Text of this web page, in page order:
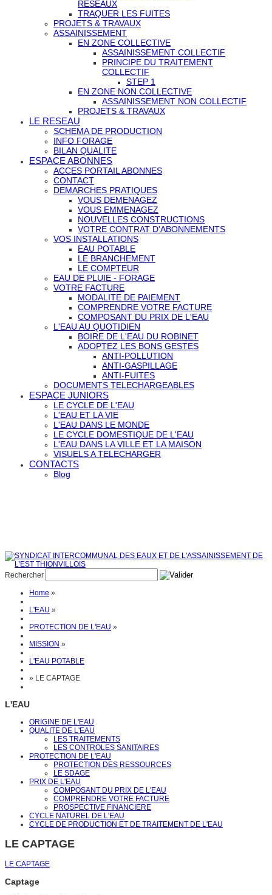
RESEAUX
TRAQUER LES FUITES
PROJETS & TRAVAUX
ASSAINISSEMENT
EN ZONE COLLECTIVE
ASSAINISSEMENT COLLECTIF
PRINCIPE DU TRAITEMENT
COLLECTIF
STEP 1
EN ZONE NON COLLECTIVE
ASSAINISSEMENT NON COLLECTIF
PROJETS & TRAVAUX
LE RESEAU
SCHEMA DE PRODUCTION
INFO FORAGE
BILAN QUALITE
ESPACE ABONNES
ACCES PORTAIL ABONNES
CONTACT
DEMARCHES PRATIQUES
VOUS DEMENAGEZ
VOUS EMMENAGEZ
NOUVELLES CONSTRUCTIONS
VOTRE CONTRAT D'ABONNEMENTS
VOS INSTALLATIONS
EAU POTABLE
LE BRANCHEMENT
LE COMPTEUR
EAU DE PLUIE - FORAGE
VOTRE FACTURE
MODALITE DE PAIEMENT
COMPRENDRE VOTRE FACTURE
COMPOSANT DU PRIX DE L'EAU
L'EAU AU QUOTIDIEN
BOIRE DE L'EAU DU ROBINET
ADOPTEZ LES BONS GESTES
ANTI-POLLUTION
ANTI-GASPILLAGE
ANTI-FUITES
DOCUMENTS TELECHARGEABLES
ESPACE JUNIORS
LE CYCLE DE L'EAU
L'EAU ET LA VIE
L'EAU DANS LE MONDE
LE CYCLE DOMESTIQUE DE L'EAU
L'EAU DANS LA VILLE ET LA MAISON
VISUELS A TELECHARGER
CONTACTS
Blog
Rechercher
Home »
L'EAU »
PROTECTION DE L'EAU »
MISSION »
L'EAU POTABLE
» LE CAPTAGE
L'EAU
ORIGINE DE L'EAU
QUALITE DE L'EAU
LES TRAITEMENTS
LES CONTROLES SANITAIRES
PROTECTION DE L'EAU
PROTECTION DES RESSOURCES
LE SDAGE
PRIX DE L'EAU
COMPOSANT DU PRIX DE L'EAU
COMPRENDRE VOTRE FACTURE
PROSPECTIVE FINANCIERE
CYCLE NATUREL DE L'EAU
CYCLE DE PRODUCTION ET DE TRAITEMENT DE L'EAU
LE CAPTAGE
LE CAPTAGE
Captage